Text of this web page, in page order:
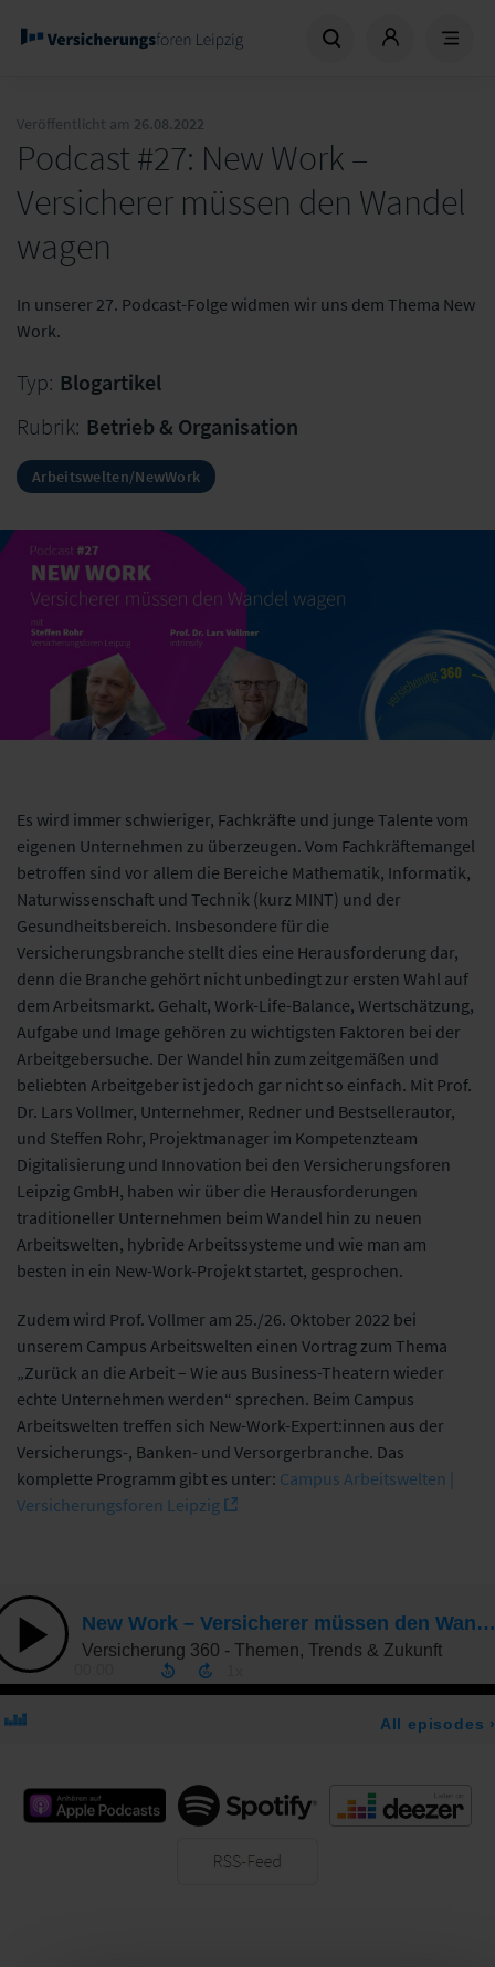
Veröffentlicht am 26.08.2022
Podcast #27: New Work –
Versicherer müssen den Wandel
wagen
In unserer 27. Podcast-Folge widmen wir uns dem Thema New
Work.
Typ: Blogartikel
Rubrik: Betrieb & Organisation
Arbeitswelten/NewWork
Es wird immer schwieriger, Fachkräfte und junge Talente vom
eigenen Unternehmen zu überzeugen. Vom Fachkräftemangel
betroffen sind vor allem die Bereiche Mathematik, Informatik,
Naturwissenschaft und Technik (kurz MINT) und der
Gesundheitsbereich. Insbesondere für die
Versicherungsbranche stellt dies eine Herausforderung dar,
denn die Branche gehört nicht unbedingt zur ersten Wahl auf
dem Arbeitsmarkt. Gehalt, Work-Life-Balance, Wertschätzung,
Aufgabe und Image gehören zu wichtigsten Faktoren bei der
Arbeitgebersuche. Der Wandel hin zum zeitgemäßen und
beliebten Arbeitgeber ist jedoch gar nicht so einfach. Mit Prof.
Dr. Lars Vollmer, Unternehmer, Redner und Bestsellerautor,
und Steffen Rohr, Projektmanager im Kompetenzteam
Digitalisierung und Innovation bei den Versicherungsforen
Leipzig GmbH, haben wir über die Herausforderungen
traditioneller Unternehmen beim Wandel hin zu neuen
Arbeitswelten, hybride Arbeitssysteme und wie man am
besten in ein New-Work-Projekt startet, gesprochen.
Zudem wird Prof. Vollmer am 25./26. Oktober 2022 bei
unserem Campus Arbeitswelten einen Vortrag zum Thema
„Zurück an die Arbeit – Wie aus Business-Theatern wieder
echte Unternehmen werden“ sprechen. Beim Campus
Arbeitswelten treffen sich New-Work-Expert:innen aus der
Versicherungs-, Banken- und Versorgerbranche. Das
komplette Programm gibt es unter: Campus Arbeitswelten |
Versicherungsforen Leipzig